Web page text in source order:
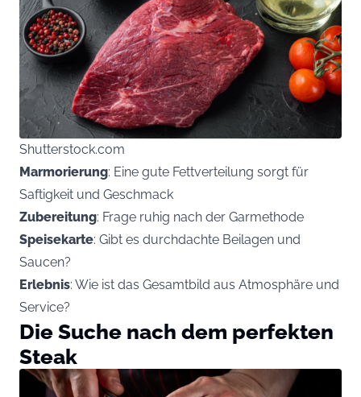
Shutterstock.com
Marmorierung: Eine gute Fettverteilung sorgt für
Saftigkeit und Geschmack
Zubereitung: Frage ruhig nach der Garmethode
Speisekarte: Gibt es durchdachte Beilagen und
Saucen?
Erlebnis: Wie ist das Gesamtbild aus Atmosphäre und
Service?
Die Suche nach dem perfekten
Steak